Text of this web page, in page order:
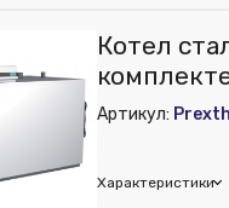
Без панели
бойлер:
Нет
насос:
Нет
Закрытая
контуров:
котла:Сталь
Котел
Ferroli
Артикул:
Характеристики